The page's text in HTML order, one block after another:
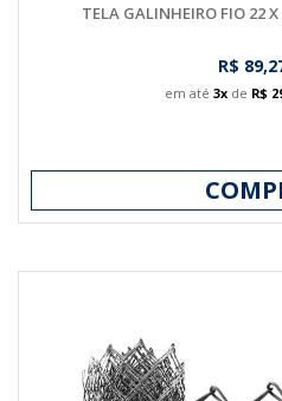
TELA GALINHEIRO FIO 22
R$
em até 3xde R$